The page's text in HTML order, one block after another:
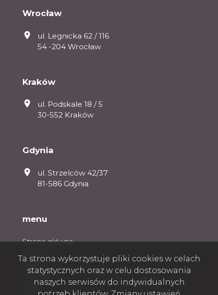
Wrocław
ul. Legnicka 62 / 116
54 -204 Wrocław
Kraków
ul. Podskale 18 / 5
30-552 Kraków
Gdynia
ul. Strzelców 42/37
81-586 Gdynia
menu
Strona główna
Kontakt
Ta strona wykorzystuje pliki cookies w celach
statystycznych oraz w celu dostosowania
naszych serwisów do indywidualnych